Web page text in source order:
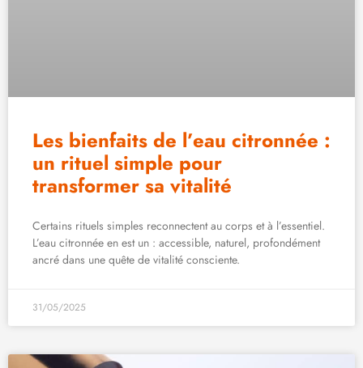
Les bienfaits de l’eau citronnée :
un rituel simple pour
transformer sa vitalité
Certains rituels simples reconnectent au corps et à l’essentiel.
L’eau citronnée en est un : accessible, naturel, profondément
ancré dans une quête de vitalité consciente.
31/05/2025